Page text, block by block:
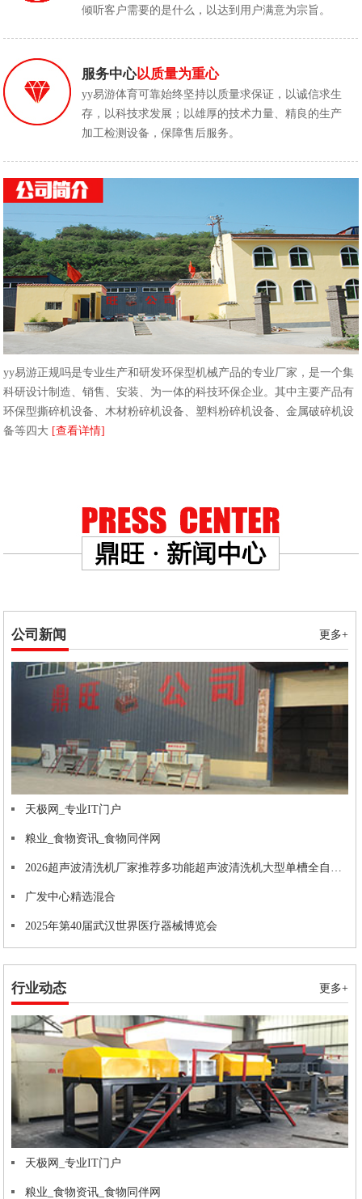
倾听客户需要的是什么，以达到用户满意为宗旨。
服务中心以质量为重心
yy易游体育可靠始终坚持以质量求保证，以诚信求生
存，以科技求发展；以雄厚的技术力量、精良的生产
加工检测设备，保障售后服务。
yy易游正规吗是专业生产和研发环保型机械产品的专业厂家，是一个集
科研设计制造、销售、安装、为一体的科技环保企业。其中主要产品有
环保型撕碎机设备、木材粉碎机设备、塑料粉碎机设备、金属破碎机设
备等四大 [查看详情]
更多+
公司新闻
天极网_专业IT门户
粮业_食物资讯_食物同伴网
广发中心精选混合
2025年第40届武汉世界医疗器械博览会
更多+
行业动态
天极网_专业IT门户
粮业_食物资讯_食物同伴网